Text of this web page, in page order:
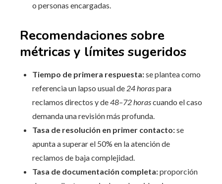
o personas encargadas.
Recomendaciones sobre
métricas y límites sugeridos
Tiempo de primera respuesta:se plantea como
referencia un lapso usual de 24 horaspara
reclamos directos y de48–72 horascuando el caso
demanda una revisión más profunda.
Tasa de resolución en primer contacto:se
apunta a superar el 50% en la atención de
reclamos de baja complejidad.
Tasa de documentación completa:proporción